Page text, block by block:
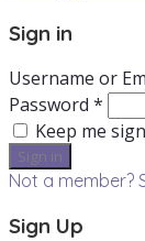
Sign in
Username or
Password *
Keep me
Not a member?
Sign Up